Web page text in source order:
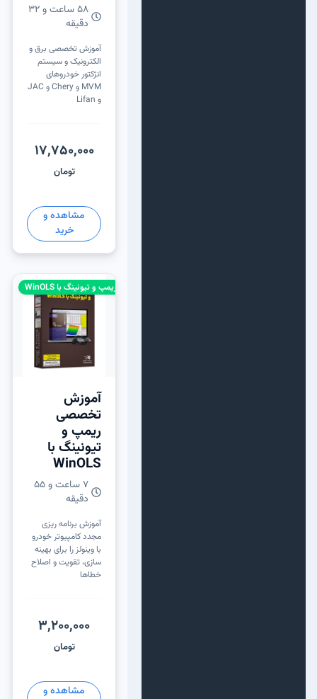
58 ساعت و 32
دقیقه
آموزش تخصصی برق و
الکترونیک و سیستم
انژکتور خودروهای
MVM و Chery و JAC
و Lifan
17,750,000
تومان
مشاهده و
خرید
ریمپ و تیونینگ با WinOLS
آموزش
تخصصی
ریمپ و
تیونینگ با
WinOLS
۷ ساعت و ۵۵
دقیقه
آموزش برنامه ریزی
مجدد کامپیوتر خودرو
با وینولز را برای بهینه
سازی، تقویت و اصلاح
خطاها
3,200,000
تومان
مشاهده و